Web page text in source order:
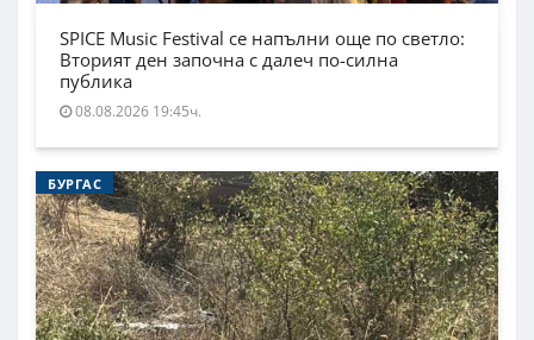
SPICE Music Festival се напълни още по светло:
Вторият ден започна с далеч по-силна
публика
08.08.2026 19:45ч.
БУРГАС